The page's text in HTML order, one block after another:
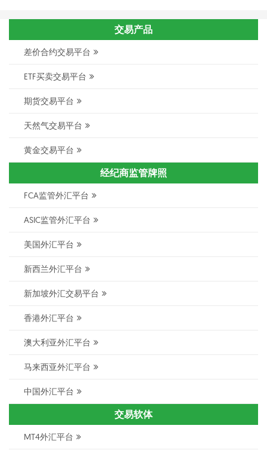
交易产品
差价合约交易平台
ETF买卖交易平台
期货交易平台
天然气交易平台
黄金交易平台
经纪商监管牌照
FCA监管外汇平台
ASIC监管外汇平台
美国外汇平台
新西兰外汇平台
新加坡外汇交易平台
香港外汇平台
澳大利亚外汇平台
马来西亚外汇平台
中国外汇平台
交易软体
MT4外汇平台